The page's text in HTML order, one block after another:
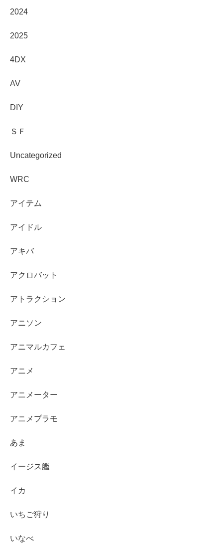
2024
2025
4DX
AV
DIY
ＳＦ
Uncategorized
WRC
アイテム
アイドル
アキバ
アクロバット
アトラクション
アニソン
アニマルカフェ
アニメ
アニメーター
アニメプラモ
あま
イージス艦
イカ
いちご狩り
いなべ